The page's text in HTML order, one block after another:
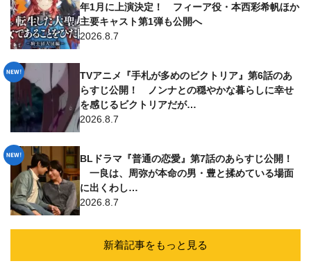
年1月に上演決定！ フィーア役・本西彩希帆ほか
主要キャスト第1弾も公開へ
2026.8.7
TVアニメ『手札が多めのビクトリア』第6話のあ
らすじ公開！ ノンナとの穏やかな暮らしに幸せ
を感じるビクトリアだが…
2026.8.7
BLドラマ『普通の恋愛』第7話のあらすじ公開！
一良は、周弥が本命の男・豊と揉めている場面
に出くわし…
2026.8.7
新着記事をもっと見る